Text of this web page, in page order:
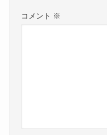
コメント ※